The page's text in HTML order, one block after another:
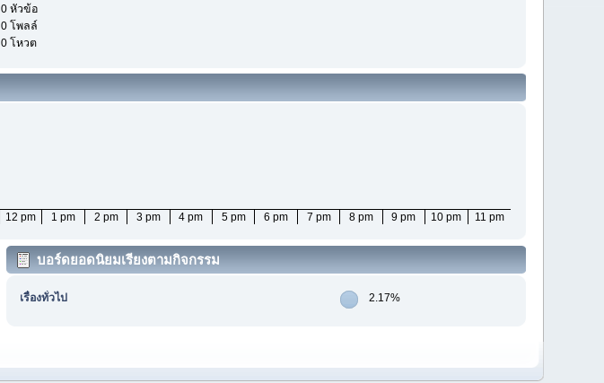
0 หัวข้อ
0 โพลล์
0 โหวต
12 pm 1 pm 2 pm 3 pm 4 pm 5 pm 6 pm 7 pm 8 pm 9 pm 10 pm 11 pm
บอร์ดยอดนิยมเรียงตามกิจกรรม
เรื่องทั่วไป 2.17%